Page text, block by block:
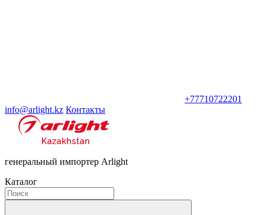
+77710722201
info@arlight.kz Контакты
генеральный импортер Arlight
Каталог